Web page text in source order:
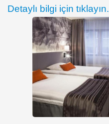
Detaylı bilgi için tıklayın.